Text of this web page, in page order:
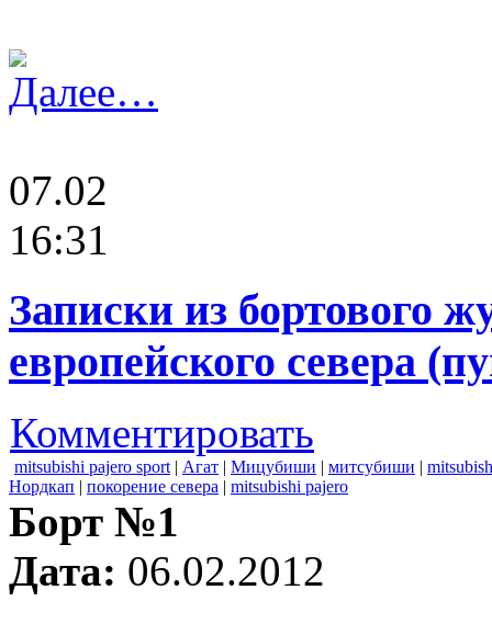
Далее…
07.02
16:31
Записки из бортового
европейского севера
Комментировать
mitsubishi pajero sport | Агат | Мицубиши | митсубиши |
Нордкап | покорение севера | mitsubishi pajero
Борт №1
Дата: 06.02.2012